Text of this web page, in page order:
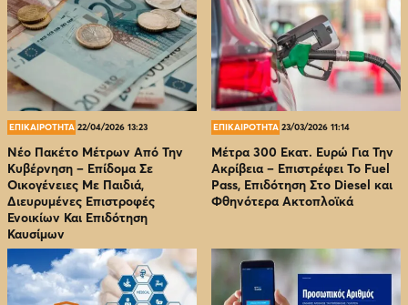
ΕΠΙΚΑΙΡΟΤΗΤΑ 22/04/2026 13:23
Νέο Πακέτο Μέτρων Από Την
Κυβέρνηση – Επίδομα Σε
Οικογένειες Με Παιδιά,
Διευρυμένες Επιστροφές
Ενοικίων Και Επιδότηση
Καυσίμων
ΕΠΙΚΑΙΡΟΤΗΤΑ 23/03/2026 11:14
Μέτρα 300 Εκατ. Ευρώ Για Την
Ακρίβεια – Επιστρέφει Το Fuel
Pass, Επιδότηση Στο Diesel και
Φθηνότερα Ακτοπλοϊκά